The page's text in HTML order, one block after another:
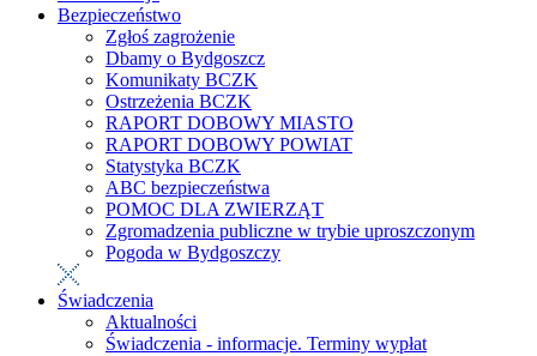
Bezpieczeństwo
Zgłoś zagrożenie
Dbamy o Bydgoszcz
Komunikaty BCZK
Ostrzeżenia BCZK
RAPORT DOBOWY MIASTO
RAPORT DOBOWY POWIAT
Statystyka BCZK
ABC bezpieczeństwa
POMOC DLA ZWIERZĄT
Zgromadzenia publiczne w trybie uproszczonym
Pogoda w Bydgoszczy
Świadczenia
Aktualności
Świadczenia - informacje. Terminy wypłat